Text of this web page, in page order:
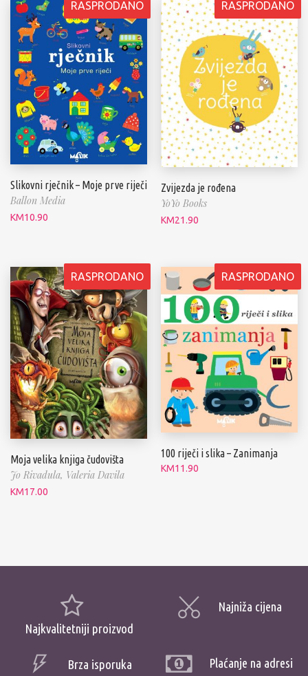
RASPRODANO
Slikovni rječnik – Moje prve riječi
Ballon Media
KM10.90
RASPRODANO
Zvijezda je rođena
YoYo Books
KM21.90
RASPRODANO
Moja velika knjiga čudovišta
Jo Rivadula, Valeria Davila
KM17.00
RASPRODANO
100 riječi i slika – Zanimanja
KM11.90
Najkvalitetniji proizvod
Najniža cijena
Brza isporuka Plaćanje na adresi